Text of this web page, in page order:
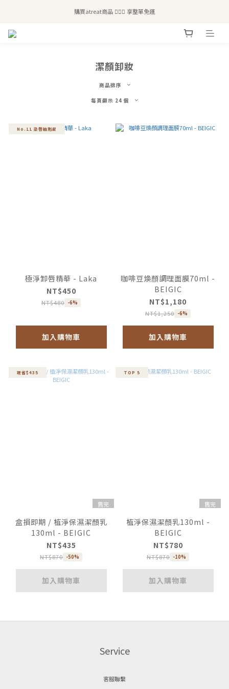
全站滿$2,500免運｜6/30前 含新品滿$1,300超取免運
購買atreat商品 💆🏻‍♀️ 享整單免運
潔顏卸妝
商品排序
每頁顯示 24 個
No.11 染唇釉剋星
極淨卸唇精華 - Laka
NT$450
NT$480 -6%
加入購物車
咖啡豆煥顏調理面膜70ml -
BEIGIC
NT$1,180
NT$1,250 -6%
加入購物車
現省$435
售完
盒損即期 / 植淨保濕潔顏乳
130ml - BEIGIC
NT$435
NT$870 -50%
加入購物車
TOP 5
售完
植淨保濕潔顏乳130ml -
BEIGIC
NT$780
NT$870 -10%
加入購物車
Service
客服聯繫